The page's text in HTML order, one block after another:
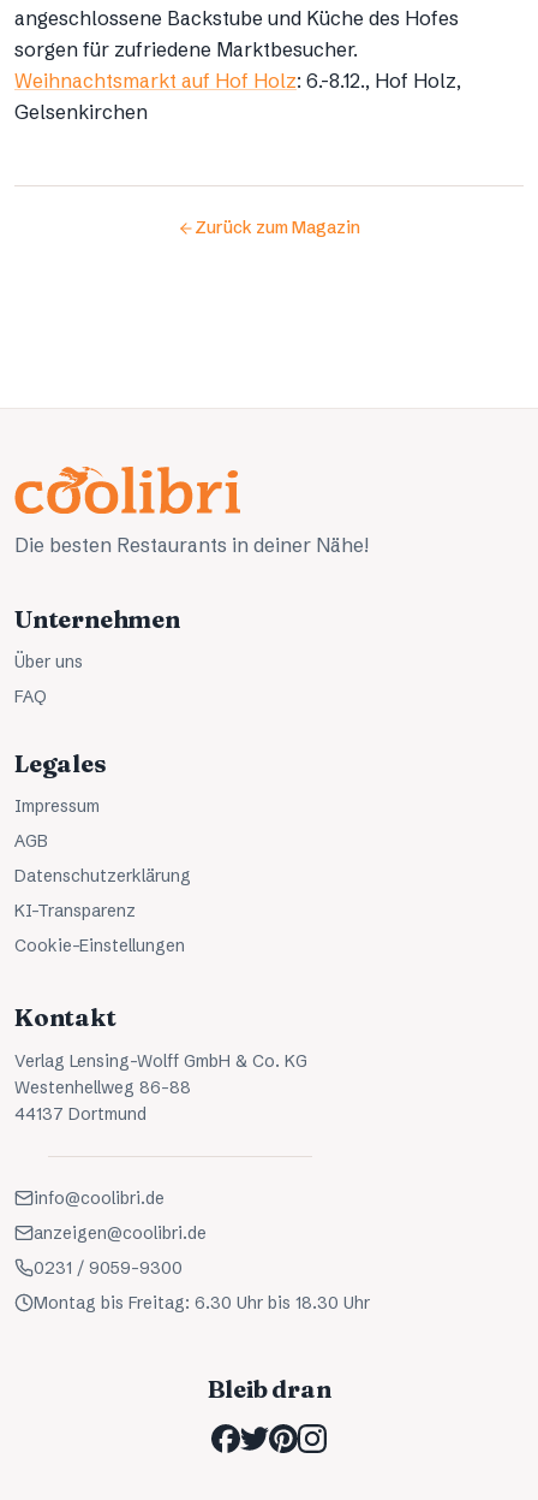
angeschlossene Backstube und Küche des Hofes
sorgen für zufriedene Marktbesucher.
Weihnachtsmarkt auf Hof Holz: 6.-8.12., Hof Holz,
Gelsenkirchen
Zurück zum Magazin
Die besten Restaurants in deiner Nähe!
Unternehmen
Über uns
FAQ
Legales
Impressum
AGB
Datenschutzerklärung
KI-Transparenz
Cookie-Einstellungen
Kontakt
Verlag Lensing-Wolff GmbH & Co. KG
Westenhellweg 86-88
44137 Dortmund
info@coolibri.de
anzeigen@coolibri.de
0231 / 9059-9300
Montag bis Freitag: 6.30 Uhr bis 18.30 Uhr
Bleib dran